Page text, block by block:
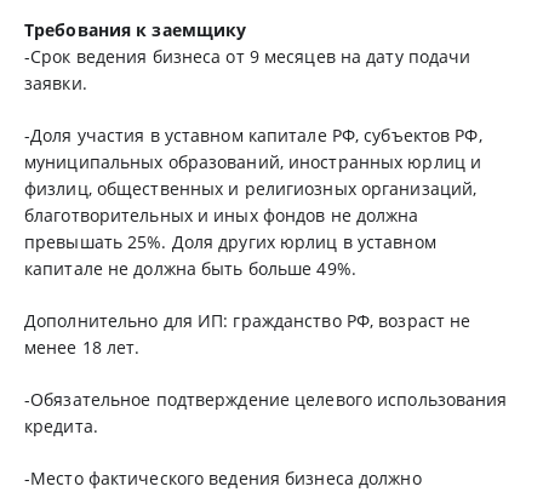
Требования к заемщику
-Срок ведения бизнеса от 9 месяцев на дату подачи
заявки.
-Доля участия в уставном капитале РФ, субъектов РФ,
муниципальных образований, иностранных юрлиц и
физлиц, общественных и религиозных организаций,
благотворительных и иных фондов не должна
превышать 25%. Доля других юрлиц в уставном
капитале не должна быть больше 49%.
Дополнительно для ИП: гражданство РФ, возраст не
менее 18 лет.
-Обязательное подтверждение целевого использования
кредита.
-Место фактического ведения бизнеса должно